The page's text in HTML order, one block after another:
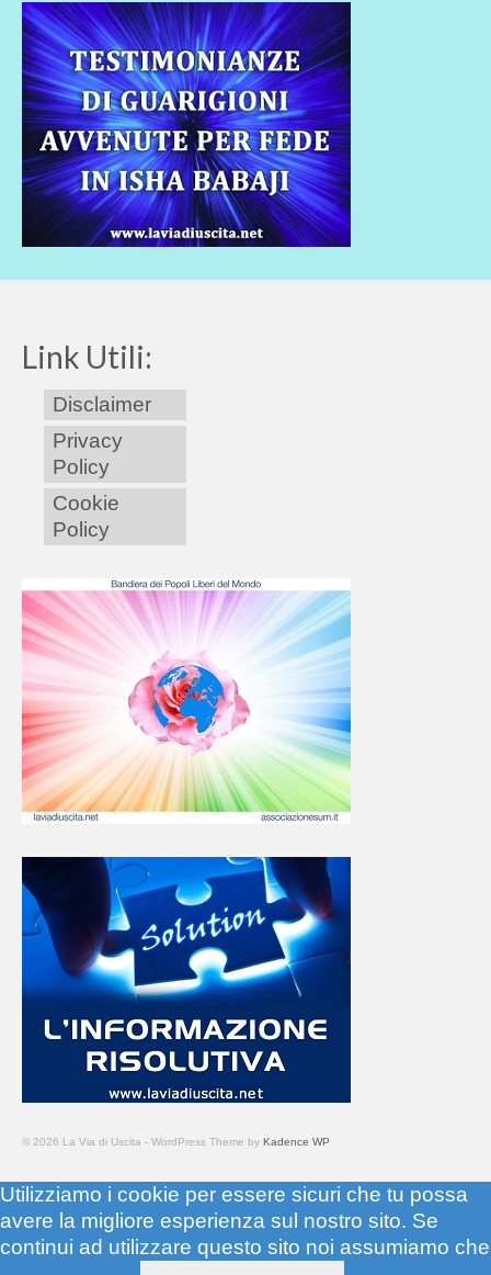
Link Utili:
Disclaimer
Privacy
Policy
Cookie
Policy
© 2026 La Via di Uscita - WordPress Theme by Kadence WP
Utilizziamo i cookie per essere sicuri che tu possa
avere la migliore esperienza sul nostro sito. Se
continui ad utilizzare questo sito noi assumiamo che